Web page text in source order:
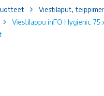
Viestilaput,
Viestilappu inFO Hygienic 75